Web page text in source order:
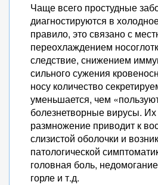
Чаще всего простудные
диагностируются в
правило, это связано с
переохлаждением
следствие, снижением
сильного сужения
носу количество
уменьшается, чем
болезнетворные вирусы. Их
размножение приводит к
слизистой оболочки и
патологической
головная боль,
горле и т.д.